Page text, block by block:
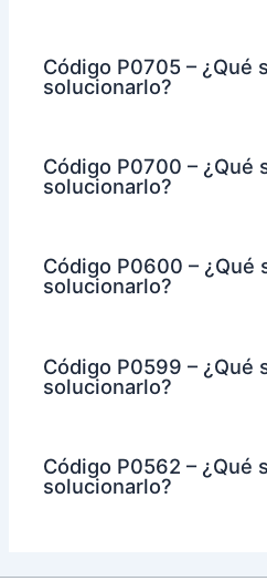
Código P0705 – ¿Qué
solucionarlo?
Código P0700 – ¿Qué
solucionarlo?
Código P0600 – ¿Qué
solucionarlo?
Código P0599 – ¿Qué
solucionarlo?
Código P0562 – ¿Qué
solucionarlo?